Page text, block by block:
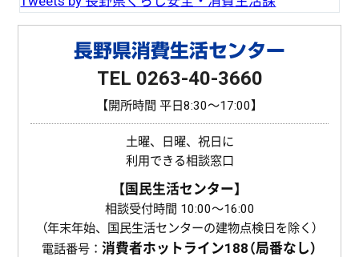
長野県消費生活センター
TEL 0263-40-3660
【開所時間 平日8:30〜17:00】
土曜、日曜、祝日に
利用できる相談窓口
【国民生活センター】
相談受付時間 10:00〜16:00
（年末年始、国民生活センターの建物点検日を除く）
電話番号： 消費者ホットライン188（局番なし）